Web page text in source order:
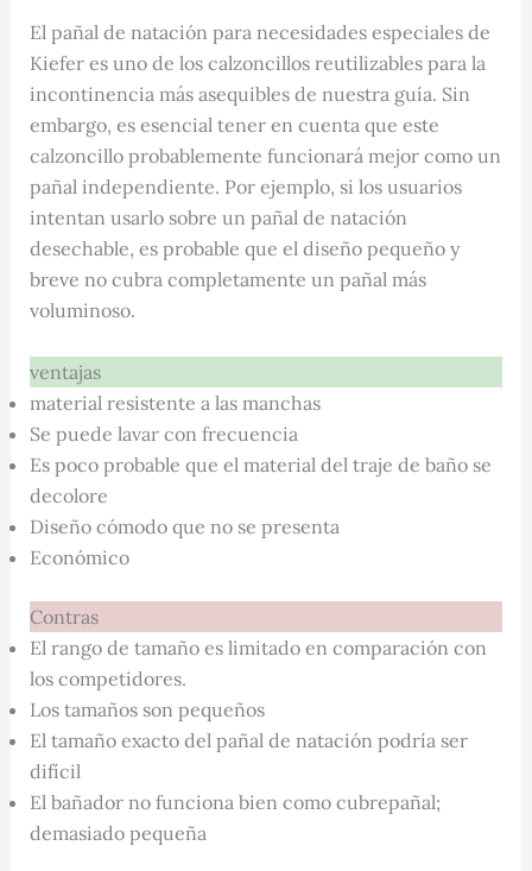
El pañal de natación para necesidades especiales de
Kiefer es uno de los calzoncillos reutilizables para la
incontinencia más asequibles de nuestra guía. Sin
embargo, es esencial tener en cuenta que este
calzoncillo probablemente funcionará mejor como un
pañal independiente. Por ejemplo, si los usuarios
intentan usarlo sobre un pañal de natación
desechable, es probable que el diseño pequeño y
breve no cubra completamente un pañal más
voluminoso.
ventajas
material resistente a las manchas
Se puede lavar con frecuencia
Es poco probable que el material del traje de baño se
decolore
Diseño cómodo que no se presenta
Económico
Contras
El rango de tamaño es limitado en comparación con
los competidores.
Los tamaños son pequeños
El tamaño exacto del pañal de natación podría ser
difícil
El bañador no funciona bien como cubrepañal;
demasiado pequeña